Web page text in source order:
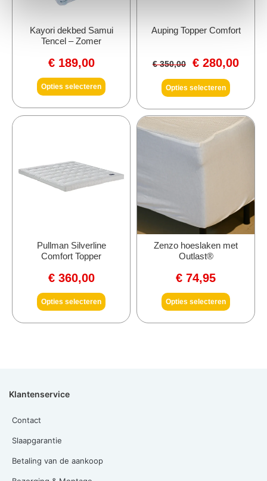
Kayori dekbed Samui
Tencel – Zomer
€189,00
Opties selecteren
Auping Topper Comfort
€350,00 € 280,00
Opties selecteren
Pullman Silverline
Comfort Topper
€360,00
Opties selecteren
Zenzo hoeslaken met
Outlast®
€ 74,95
Opties selecteren
Klantenservice
Contact
Slaapgarantie
Betaling van de aankoop